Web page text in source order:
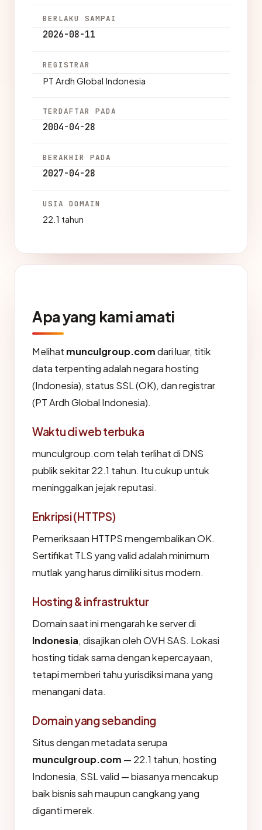
BERLAKU SAMPAI
2026-08-11
REGISTRAR
PT Ardh Global Indonesia
TERDAFTAR PADA
2004-04-28
BERAKHIR PADA
2027-04-28
USIA DOMAIN
22.1 tahun
Apa yang kami amati
Melihat munculgroup.comdari luar, titik
data terpenting adalah negara hosting
(Indonesia), status SSL (OK), dan registrar
(PT Ardh Global Indonesia).
Waktu di web terbuka
munculgroup.com telah terlihat di DNS
publik sekitar 22.1 tahun. Itu cukup untuk
meninggalkan jejak reputasi.
Enkripsi (HTTPS)
Pemeriksaan HTTPS mengembalikan OK.
Sertifikat TLS yang valid adalah minimum
mutlak yang harus dimiliki situs modern.
Hosting & infrastruktur
Domain saat ini mengarah ke server di
Indonesia, disajikan oleh OVH SAS. Lokasi
hosting tidak sama dengan kepercayaan,
tetapi memberi tahu yurisdiksi mana yang
menangani data.
Domain yang sebanding
Situs dengan metadata serupa
munculgroup.com — 22.1 tahun, hosting
Indonesia, SSL valid — biasanya mencakup
baik bisnis sah maupun cangkang yang
diganti merek.